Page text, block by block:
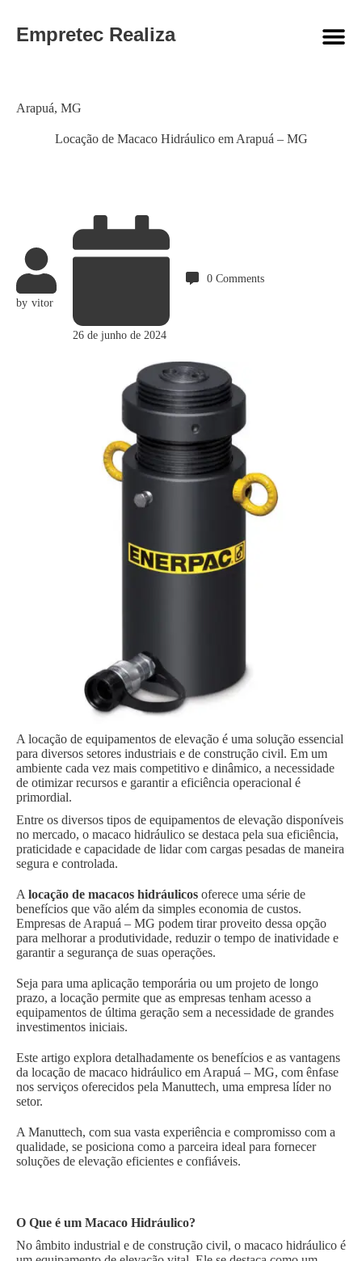
Empretec Realiza
Locação de Macaco Hidráulico em Arapuá – MG
Category
Arapuá, MG
by vitor
26 de junho de 2024
0 Comments
A locação de equipamentos de elevação é uma solução essencial
para diversos setores industriais e de construção civil. Em um
ambiente cada vez mais competitivo e dinâmico, a necessidade
de otimizar recursos e garantir a eficiência operacional é
primordial.
Entre os diversos tipos de equipamentos de elevação disponíveis
no mercado, o macaco hidráulico se destaca pela sua eficiência,
praticidade e capacidade de lidar com cargas pesadas de maneira
segura e controlada.
A locação de macacos hidráulicos oferece uma série de
benefícios que vão além da simples economia de custos.
Empresas de Arapuá – MG podem tirar proveito dessa opção
para melhorar a produtividade, reduzir o tempo de inatividade e
garantir a segurança de suas operações.
Seja para uma aplicação temporária ou um projeto de longo
prazo, a locação permite que as empresas tenham acesso a
equipamentos de última geração sem a necessidade de grandes
investimentos iniciais.
Este artigo explora detalhadamente os benefícios e as vantagens
da locação de macaco hidráulico em Arapuá – MG, com ênfase
nos serviços oferecidos pela Manuttech, uma empresa líder no
setor.
A Manuttech, com sua vasta experiência e compromisso com a
qualidade, se posiciona como a parceira ideal para fornecer
soluções de elevação eficientes e confiáveis.
O Que é um Macaco Hidráulico?
No âmbito industrial e de construção civil, o macaco hidráulico é